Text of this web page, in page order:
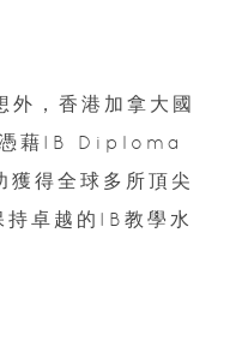
，香港加拿大國
憑藉IB Diploma
得全球多所頂尖
持卓越的IB教學水